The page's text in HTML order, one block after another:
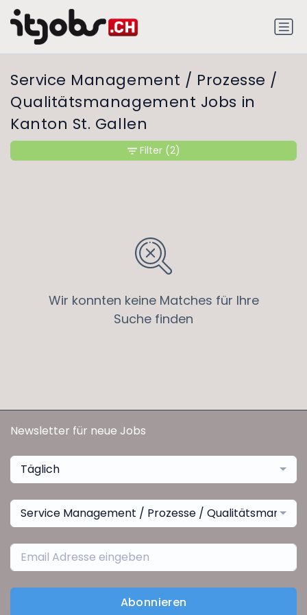
Service Management / Prozesse /
Qualitätsmanagement Jobs in
Kanton St. Gallen
Wir konnten keine Matches für Ihre
Suche finden
Filter (2)
Newsletter für neue Jobs
Täglich
Service Management / Prozesse /
Abonnieren